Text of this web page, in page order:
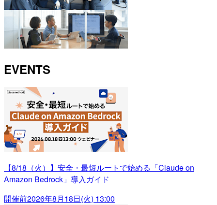
EVENTS
【8/18（火）】安全・最短ルートで始める「Claude on
Amazon Bedrock」導入ガイド
開催前2026年8月18日(火) 13:00